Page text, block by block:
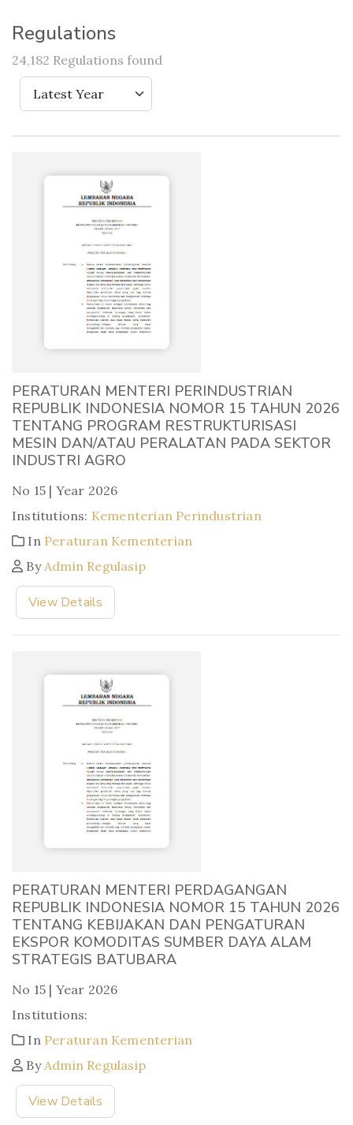
Regulations
24,182 Regulations found
Latest Year
PERATURAN MENTERI PERINDUSTRIAN
REPUBLIK INDONESIA NOMOR 15 TAHUN 2026
TENTANG PROGRAM RESTRUKTURISASI
MESIN DAN/ATAU PERALATAN PADA SEKTOR
INDUSTRI AGRO
No 15 | Year 2026
Institutions: Kementerian Perindustrian
In Peraturan Kementerian
ByAdmin Regulasip
View Details
PERATURAN MENTERI PERDAGANGAN
REPUBLIK INDONESIA NOMOR 15 TAHUN 2026
TENTANG KEBIJAKAN DAN PENGATURAN
EKSPOR KOMODITAS SUMBER DAYA ALAM
STRATEGIS BATUBARA
No 15 | Year 2026
Institutions:
In Peraturan Kementerian
ByAdmin Regulasip
View Details